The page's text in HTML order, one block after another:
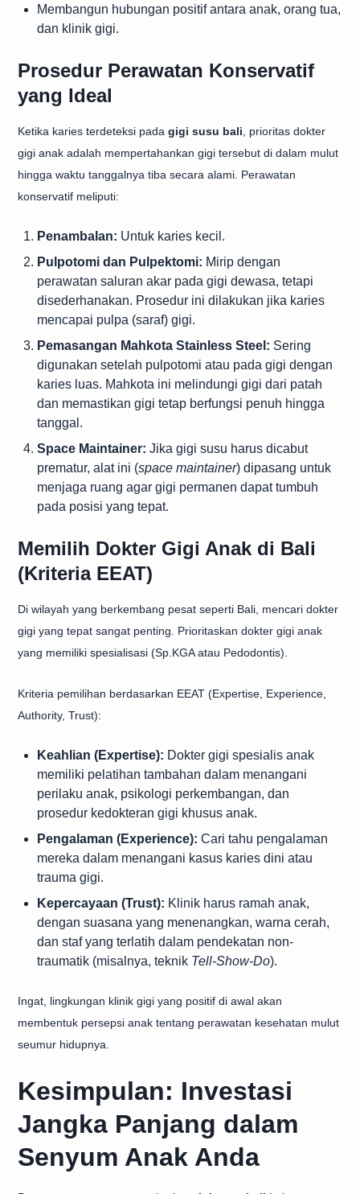
Membangun hubungan positif antara anak, orang tua,
dan klinik gigi.
Prosedur Perawatan Konservatif
yang Ideal
Ketika karies terdeteksi pada gigi susu bali , prioritas dokter
gigi anak adalah mempertahankan gigi tersebut di dalam mulut
hingga waktu tanggalnya tiba secara alami. Perawatan
konservatif meliputi:
Penambalan: Untuk karies kecil.
Pulpotomi dan Pulpektomi: Mirip dengan
perawatan saluran akar pada gigi dewasa, tetapi
disederhanakan. Prosedur ini dilakukan jika karies
mencapai pulpa (saraf) gigi.
Pemasangan Mahkota Stainless Steel: Sering
digunakan setelah pulpotomi atau pada gigi dengan
karies luas. Mahkota ini melindungi gigi dari patah
dan memastikan gigi tetap berfungsi penuh hingga
tanggal.
Space Maintainer: Jika gigi susu harus dicabut
prematur, alat ini (space maintainer) dipasang untuk
menjaga ruang agar gigi permanen dapat tumbuh
pada posisi yang tepat.
Memilih Dokter Gigi Anak di Bali
(Kriteria EEAT)
Di wilayah yang berkembang pesat seperti Bali, mencari dokter
gigi yang tepat sangat penting. Prioritaskan dokter gigi anak
yang memiliki spesialisasi (Sp.KGA atau Pedodontis).
Kriteria pemilihan berdasarkan EEAT (Expertise, Experience,
Authority, Trust):
Keahlian (Expertise): Dokter gigi spesialis anak
memiliki pelatihan tambahan dalam menangani
perilaku anak, psikologi perkembangan, dan
prosedur kedokteran gigi khusus anak.
Pengalaman (Experience): Cari tahu pengalaman
mereka dalam menangani kasus karies dini atau
trauma gigi.
Kepercayaan (Trust): Klinik harus ramah anak,
dengan suasana yang menenangkan, warna cerah,
dan staf yang terlatih dalam pendekatan non-
traumatik (misalnya, teknik Tell-Show-Do).
Ingat, lingkungan klinik gigi yang positif di awal akan
membentuk persepsi anak tentang perawatan kesehatan mulut
seumur hidupnya.
Kesimpulan: Investasi
Jangka Panjang dalam
Senyum Anak Anda